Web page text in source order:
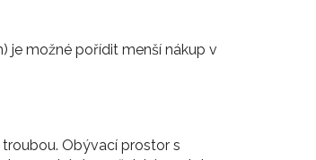
je možné pořídit menší nákup v
Obývací prostor s